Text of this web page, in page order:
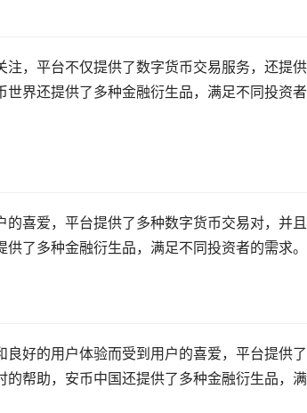
，平台不仅提供了数字货币交易服务，还提
界还提供了多种金融衍生品，满足不同投资
喜爱，平台提供了多种数字货币交易对，并
了多种金融衍生品，满足不同投资者的需求。
好的用户体验而受到用户的喜爱，平台提供
帮助，安币中国还提供了多种金融衍生品，